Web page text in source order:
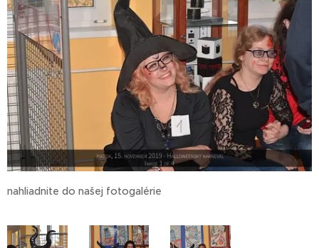
nahliadnite do našej fotogalérie